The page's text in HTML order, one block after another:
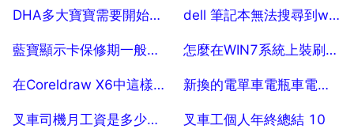
2025-07-29 2025-07-29
DHA多大寶寶需要開始吃啊 哪個牌子好
2025-07-29
dell 筆記本無法搜尋到wifi訊號。。救命啊
2025-07-29
藍寶顯示卡保修期一般是多久
2025-07-29
怎麼在WIN7系統上裝刷機驅動，我試了好幾次都不行
2025-07-29
在Coreldraw X6中這樣的字是怎麼弄的？
2025-07-29
新換的電單車電瓶車電瓶要先充電嗎
2025-07-29
叉車司機月工資是多少嗎？ 叉車工個人年終總結 10